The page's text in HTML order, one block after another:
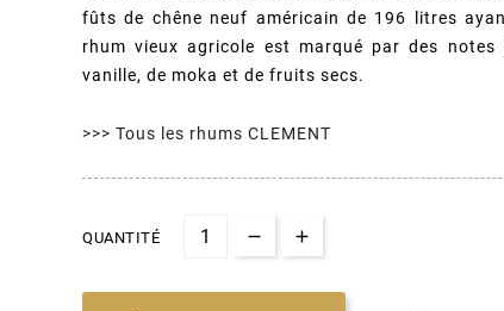
fûts de chêne neuf américain de 196 litres
rhum vieux agricole est marqué par des
vanille, de moka et de fruits secs.
>>> Tous les rhums CLEMENT
QUANTITÉ